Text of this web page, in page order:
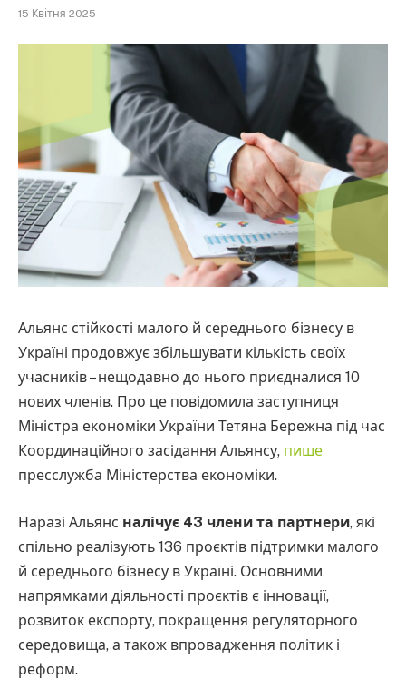
15 Квітня 2025
Альянс стійкості малого й середнього бізнесу в
Україні продовжує збільшувати кількість своїх
учасників – нещодавно до нього приєдналися 10
нових членів. Про це повідомила заступниця
Міністра економіки України Тетяна Бережна під час
Координаційного засідання Альянсу, пише
пресслужба Міністерства економіки.
Наразі Альянс налічує 43 члени та партнери, які
спільно реалізують 136 проєктів підтримки малого
й середнього бізнесу в Україні. Основними
напрямками діяльності проєктів є інновації,
розвиток експорту, покращення регуляторного
середовища, а також впровадження політик і
реформ.